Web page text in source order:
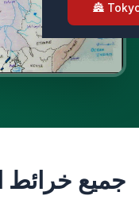
🏯
جميع خرائط